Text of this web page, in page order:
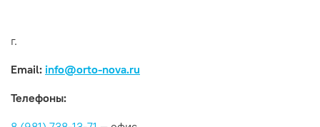
г.
Email: info@orto-nova.ru
Телефоны: